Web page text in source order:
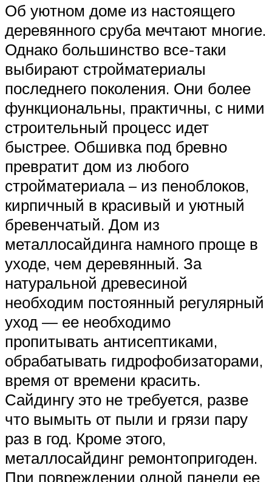
Об уютном доме из настоящего
деревянного сруба мечтают многие.
Однако большинство все-таки
выбирают стройматериалы
последнего поколения. Они более
функциональны, практичны, с ними
строительный процесс идет
быстрее. Обшивка под бревно
превратит дом из любого
стройматериала – из пеноблоков,
кирпичный в красивый и уютный
бревенчатый. Дом из
металлосайдинга намного проще в
уходе, чем деревянный. За
натуральной древесиной
необходим постоянный регулярный
уход — ее необходимо
пропитывать антисептиками,
обрабатывать гидрофобизаторами,
время от времени красить.
Сайдингу это не требуется, разве
что вымыть от пыли и грязи пару
раз в год. Кроме этого,
металлосайдинг ремонтопригоден.
При повреждении одной панели ее